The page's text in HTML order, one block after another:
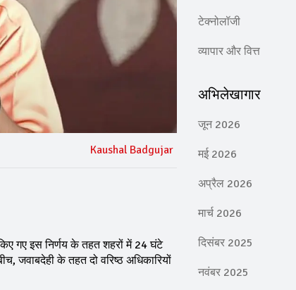
Kaushal Badgujar
गए इस निर्णय के तहत शहरों में 24 घंटे
जवाबदेही के तहत दो वरिष्ठ अधिकारियों
टेक्नोलॉजी
व्यापार और वित्त
अभिलेखागार
जून 2026
मई 2026
अप्रैल 2026
मार्च 2026
दिसंबर 2025
नवंबर 2025